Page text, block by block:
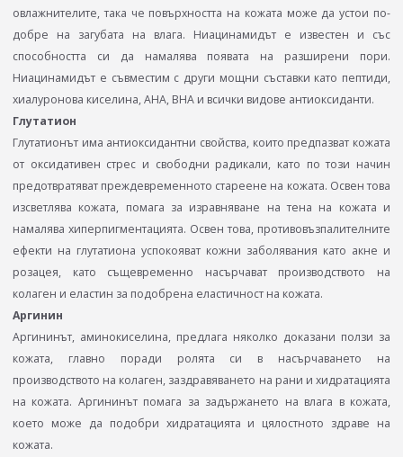
овлажнителите, така че повърхността на кожата може да устои по-
добре на загубата на влага. Ниацинамидът е известен и със
способността си да намалява появата на разширени пори.
Ниацинамидът е съвместим с други мощни съставки като пептиди,
хиалуронова киселина, AHA, BHA и всички видове антиоксиданти.
Глутатион
Глутатионът има антиоксидантни свойства, които предпазват кожата
от оксидативен стрес и свободни радикали, като по този начин
предотвратяват преждевременното стареене на кожата. Освен това
изсветлява кожата, помага за изравняване на тена на кожата и
намалява хиперпигментацията. Освен това, противовъзпалителните
ефекти на глутатиона успокояват кожни заболявания като акне и
розацея, като същевременно насърчават производството на
колаген и еластин за подобрена еластичност на кожата.
Аргинин
Аргининът, аминокиселина, предлага няколко доказани ползи за
кожата, главно поради ролята си в насърчаването на
производството на колаген, заздравяването на рани и хидратацията
на кожата. Аргининът помага за задържането на влага в кожата,
което може да подобри хидратацията и цялостното здраве на
кожата.